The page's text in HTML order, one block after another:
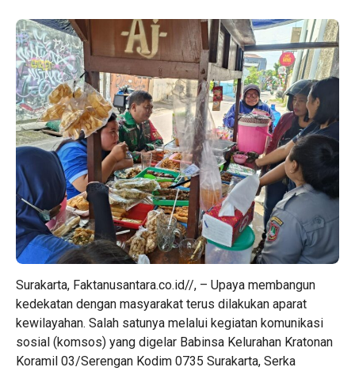
Surakarta, Faktanusantara.co.id//, – Upaya membangun
kedekatan dengan masyarakat terus dilakukan aparat
kewilayahan. Salah satunya melalui kegiatan komunikasi
sosial (komsos) yang digelar Babinsa Kelurahan Kratonan
Koramil 03/Serengan Kodim 0735 Surakarta, Serka